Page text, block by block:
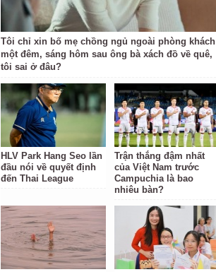
Tôi chỉ xin bố mẹ chồng ngủ ngoài phòng khách
một đêm, sáng hôm sau ông bà xách đồ về quê,
tôi sai ở đâu?
HLV Park Hang Seo lần
đầu nói về quyết định
đến Thai League
Trận thắng đậm nhất
của Việt Nam trước
Campuchia là bao
nhiêu bàn?